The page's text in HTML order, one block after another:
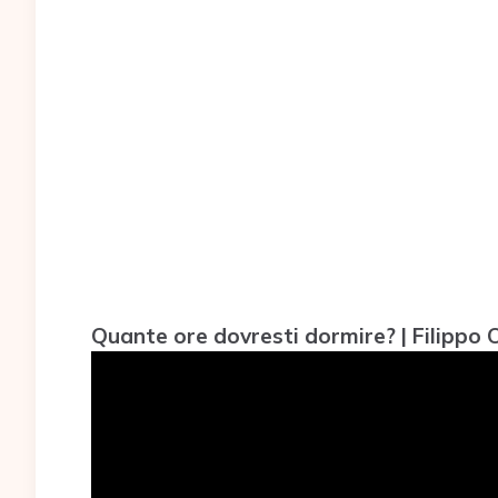
Quante ore dovresti dormire? | Filippo